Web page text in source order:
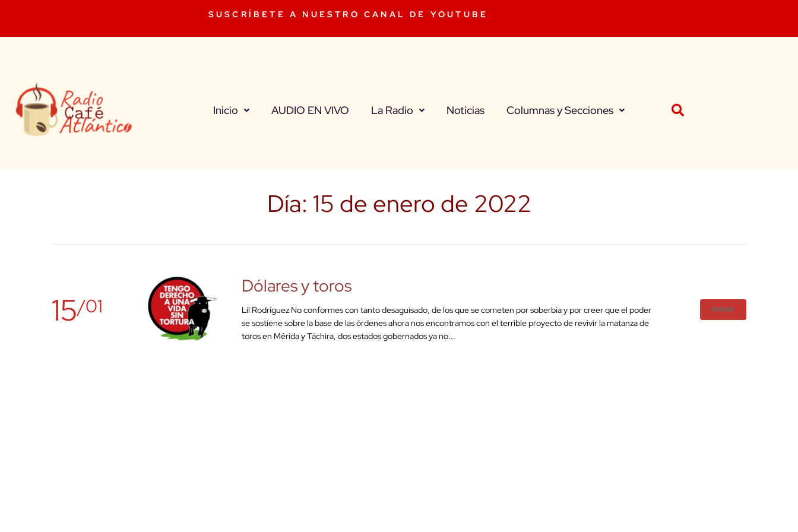
SUSCRÍBETE A NUESTRO CANAL DE YOUTUBE
Inicio AUDIO EN VIVO La Radio Noticias Columnas y Secciones
Día: 15 de enero de 2022
15/01
Dólares y toros
Lil Rodríguez No conformes con tanto desaguisado, de los que se cometen por soberbia y por creer que el poder
se sostiene sobre la base de las órdenes ahora nos encontramos con el terrible proyecto de revivir la matanza de
toros en Mérida y Táchira, dos estados gobernados ya no...
MORE